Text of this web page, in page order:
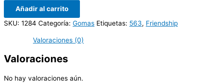
Añadir al carrito
SKU: 1284 Categoría: Gomas Etiquetas: 563, Friendship
Valoraciones (0)
Valoraciones
No hay valoraciones aún.